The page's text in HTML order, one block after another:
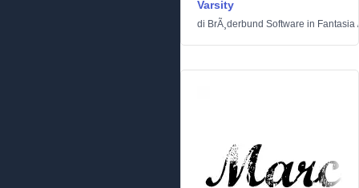
Varsity
di BrÃ¸derbund Software in Fantasia